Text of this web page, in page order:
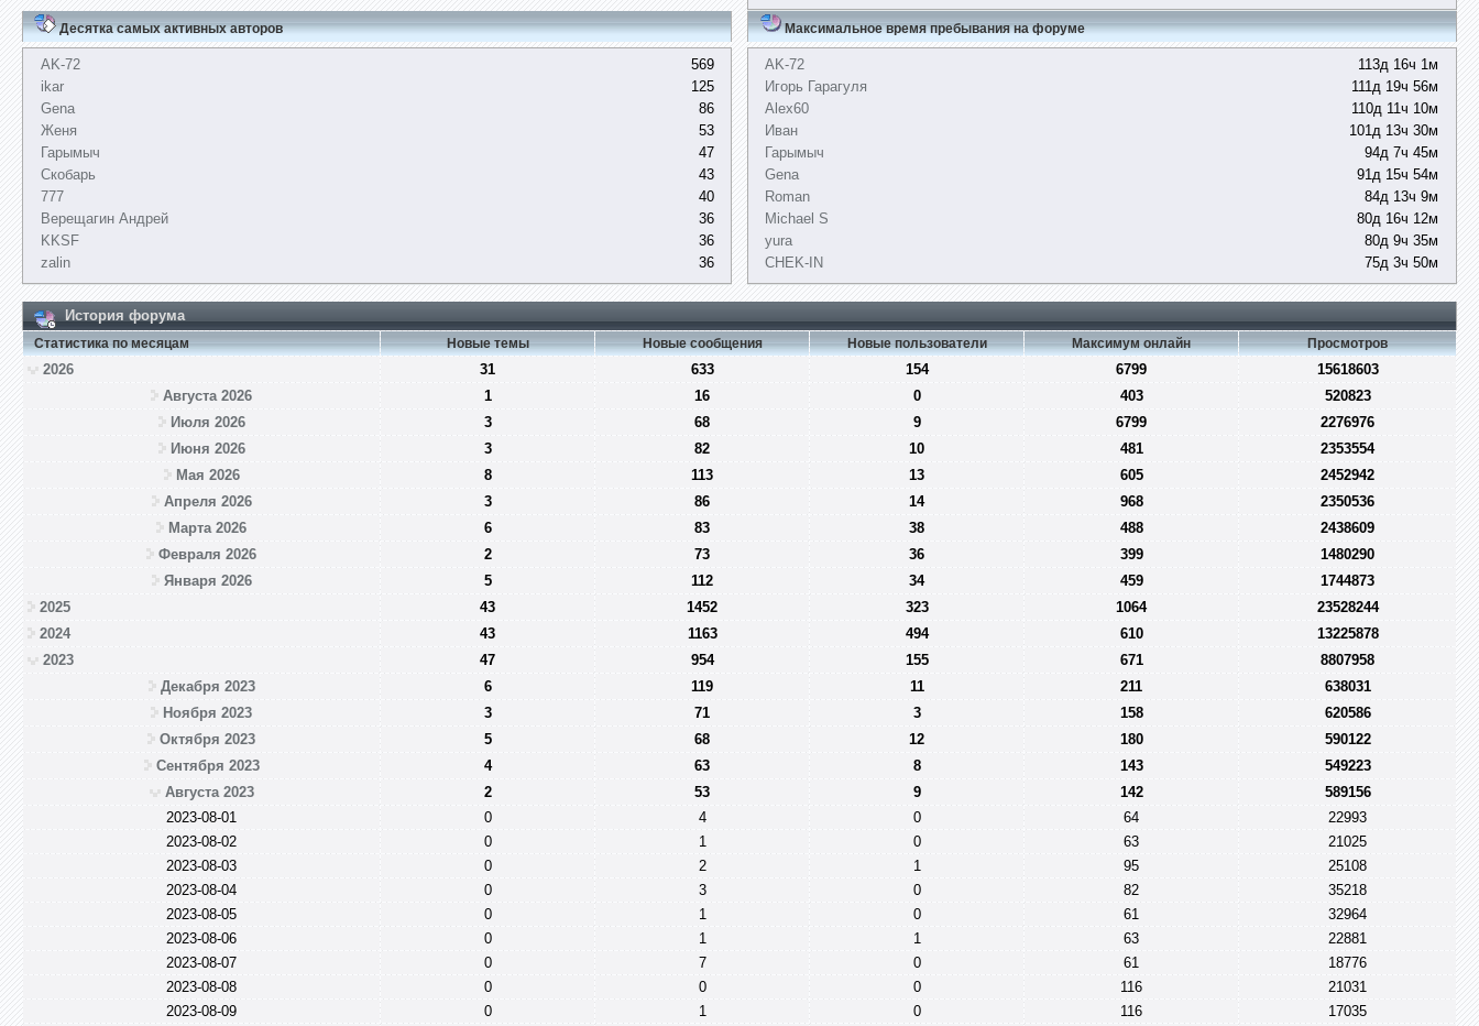
Десятка самых активных авторов
AK-72
569
ikar
125
Gena
86
Женя
53
Гарымыч
47
Скобарь
43
777
40
Верещагин Андрей
36
KKSF
36
zalin
36
Максимальное время пребывания на форуме
AK-72
113д 16ч 1м
Игорь Гарагуля
111д 19ч 56м
Alex60
110д 11ч 10м
Иван
101д 13ч 30м
Гарымыч
94д 7ч 45м
Gena
91д 15ч 54м
Roman
84д 13ч 9м
Michael S
80д 16ч 12м
yura
80д 9ч 35м
CHEK-IN
75д 3ч 50м
История форума
Статистика по месяцам Новые темы Новые сообщения Новые пользователи Максимум онлайн Просмотров
2026 31 633 154 6799
15618603
Августа 2026
1 16 0 403
520823
Июля 2026
3 68 9 6799
2276976
Июня 2026
3 82 10 481
2353554
Мая 2026
8 113 13 605
2452942
Апреля 2026
3 86 14 968
2350536
Марта 2026
6 83 38 488
2438609
Февраля 2026
2 73 36 399
1480290
Января 2026
5 112 34 459
1744873
2025
43 1452 323 1064
23528244
2024
43 1163 494 610
13225878
2023
47 954 155 671
8807958
Декабря 2023
6 119 11 211
638031
Ноября 2023
3 71 3 158
620586
Октября 2023
5 68 12 180
590122
Сентября 2023
4 63 8 143
549223
Августа 2023
2 53 9 142
589156
2023-08-01
0 4 0 64
22993
2023-08-02
0 1 0 63
21025
2023-08-03
0 2 1 95
25108
2023-08-04
0 3 0 82
35218
2023-08-05
0 1 0 61
32964
2023-08-06
0 1 1 63
22881
2023-08-07
0 7 0 61
18776
2023-08-08
0 0 0 116
21031
2023-08-09
0 1 0 116
17035